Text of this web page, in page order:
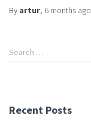
By artur, 6 months ago
Search …
Recent Posts